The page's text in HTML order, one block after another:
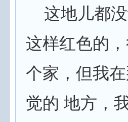
这地儿都没
这样红色的
个家，但我
觉的 地方，